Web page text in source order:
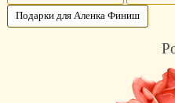
Подарки для Аленка Финиш